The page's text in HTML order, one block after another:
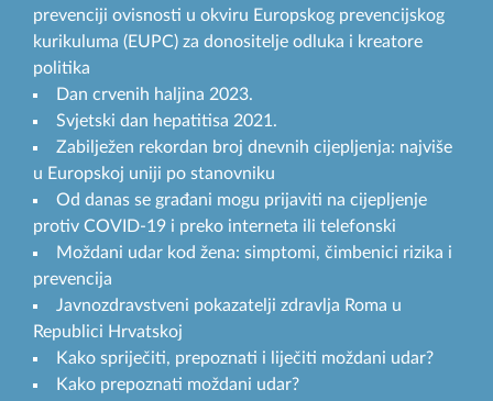
prevenciji ovisnosti u okviru Europskog prevencijskog
kurikuluma (EUPC) za donositelje odluka i kreatore
politika
Dan crvenih haljina 2023.
Svjetski dan hepatitisa 2021.
Zabilježen rekordan broj dnevnih cijepljenja: najviše
u Europskoj uniji po stanovniku
Od danas se građani mogu prijaviti na cijepljenje
protiv COVID-19 i preko interneta ili telefonski
Moždani udar kod žena: simptomi, čimbenici rizika i
prevencija
Javnozdravstveni pokazatelji zdravlja Roma u
Republici Hrvatskoj
Kako spriječiti, prepoznati i liječiti moždani udar?
Kako prepoznati moždani udar?